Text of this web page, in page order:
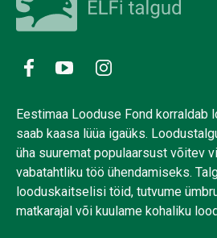
Eestimaa Looduse Fond korraldab
saab kaasa lüüa igaüks.
üha suuremat populaarsust võitev
vabatahtliku töö ühendamiseks.
looduskaitselisi töid, tutvume
matkarajal või kuulame kohaliku